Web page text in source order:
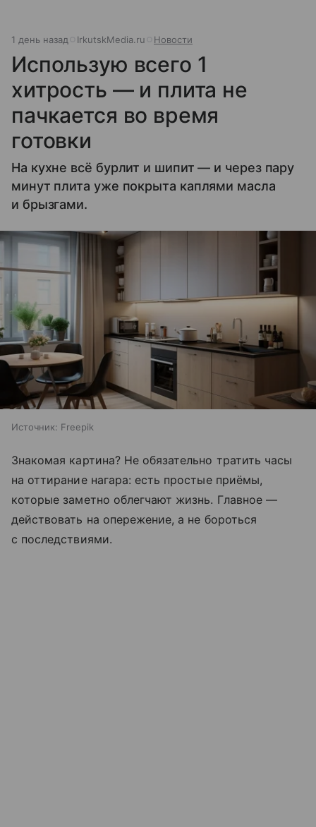
1 день назад IrkutskMedia.ru Новости
Использую всего 1
хитрость — и плита не
пачкается во время
готовки
На кухне всё бурлит и шипит — и через пару
минут плита уже покрыта каплями масла
и брызгами.
Источник: Freepik
Знакомая картина? Не обязательно тратить часы
на оттирание нагара: есть простые приёмы,
которые заметно облегчают жизнь. Главное —
действовать на опережение, а не бороться
с последствиями.